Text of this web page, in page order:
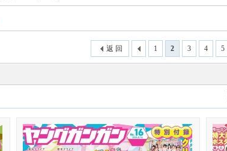
1 2 3 4 5
返 回